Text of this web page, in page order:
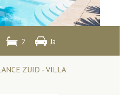
2 Ja
ZUID - VILLA